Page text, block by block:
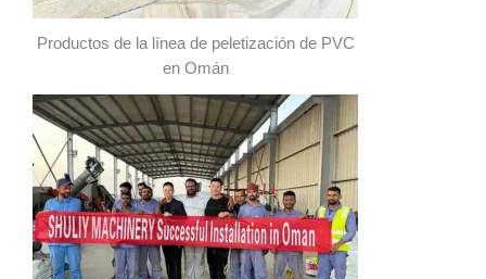
Productos de la línea de peletización de PVC
en Omán